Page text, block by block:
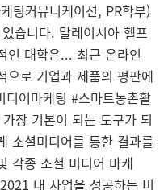
팅커뮤니케이션, PR학부)
습니다. 말레이시아 헬프
인 대학은... 최근 온라인
으로 기업과 제품의 평판에
어마케팅 #스마트농촌활
장 기본이 되는 도구가 되
소셜미디어를 통한 결과를
각종 소셜 미디어 마케
내 사업을 성공하는 비